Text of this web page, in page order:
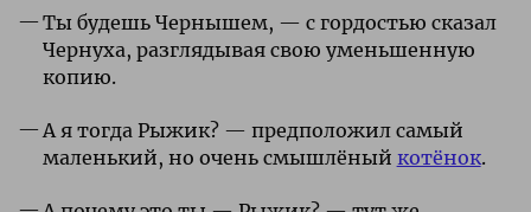
Ты будешь Чернышем, — с гордостью сказал
Чернуха, разглядывая свою уменьшенную
копию.
А я тогда Рыжик? — предположил самый
маленький, но очень смышлёный котёнок.